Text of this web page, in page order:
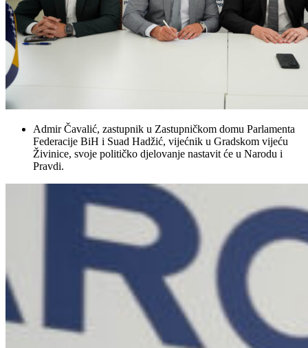
Admir Čavalić, zastupnik u Zastupničkom domu Parlamenta
Federacije BiH i Suad Hadžić, vijećnik u Gradskom vijeću
Živinice, svoje političko djelovanje nastavit će u Narodu i
Pravdi.